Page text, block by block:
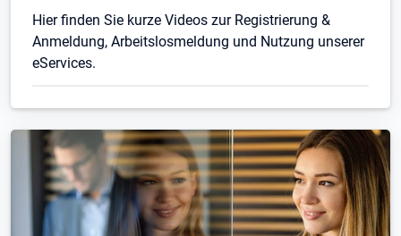
Hier finden Sie kurze Videos zur Registrierung &
Anmeldung, Arbeitslosmeldung und Nutzung unserer
eServices.